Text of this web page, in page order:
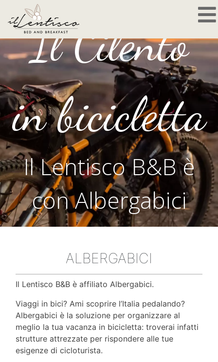
Il Cilento
in bicicletta
Il Lentisco B&B è
con Albergabici
ALBERGABICI
Il Lentisco B&B è affiliato Albergabici.
Viaggi in bici? Ami scoprire l’Italia pedalando?
Albergabici è la soluzione per organizzare al
meglio la tua vacanza in bicicletta: troverai infatti
strutture attrezzate per rispondere alle tue
esigenze di cicloturista.